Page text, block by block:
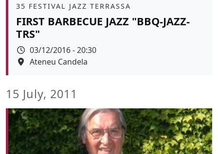
Àmbit
35 FESTIVAL JAZZ TERRASSA
FIRST BARBECUE JAZZ "BBQ-JAZZ-
TRS"
Data
03/12/2016 - 20:30
Espai
Ateneu Candela
15 July, 2011